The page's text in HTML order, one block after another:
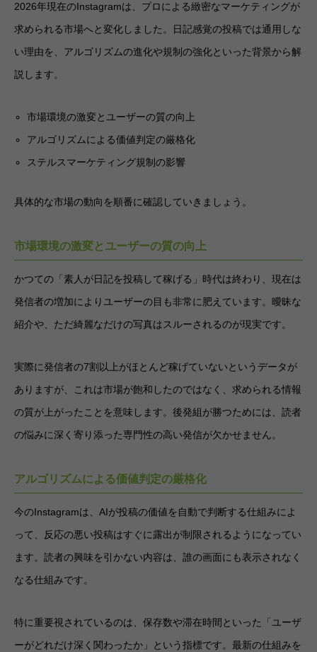
2026年現在のInstagramは、プロによる緻密なマーケティングが
求められる市場へと変化しました。日記感覚の投稿では通用しな
い理由を、アルゴリズムの進化や規制の強化といった背景から解
説します。
市場環境の激変とユーザーの質の向上
アルゴリズムによる価値判定の厳格化
ステルスマーケティング規制の影響
具体的な市場の動向を順番に確認していきましょう。
市場環境の激変とユーザーの質の向上
かつての「素人が日記を投稿して稼げる」時代は終わり、現在は
発信者の増加によりユーザーの目も非常に肥えています。曖昧な
紹介や、ただ綺麗なだけの写真はスルーされるのが現実です。
実際に発信者の7割以上がほとんど稼げていないというデータが
ありますが、これは市場が飽和したのではなく、求められる情報
の質が上がったことを意味します。後発組が勝つためには、読者
の悩みに深く寄り添った専門性の高い発信が欠かせません。
アルゴリズムによる価値判定の厳格化
今のInstagramは、AIが投稿の価値を自動で判断する仕組みによ
って、反応の悪い投稿はすぐに露出が制限されるようになってい
ます。読者の興味を引かない内容は、誰の画面にも表示されなく
なる仕組みです。
特に重要視されているのは、保存数や滞在時間といった「ユーザ
ーがどれだけ深く関わったか」という指標です。最新の仕組みを